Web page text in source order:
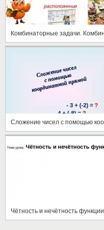
Чётность и нечётность функции